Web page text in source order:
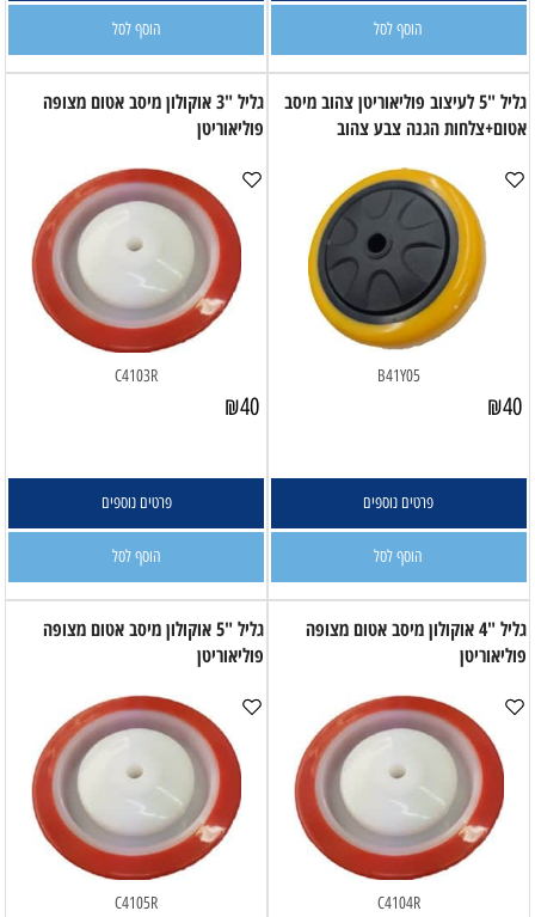
הוסף לסל הוסף לסל
גליל "5 לעיצוב פוליאוריטן צהוב מיסב
אטום+צלחות הגנה צבע צהוב
B41Y05
₪40
פרטים נוספים
הוסף לסל
גליל "3 אוקולון מיסב אטום מצופה
פוליאוריטן
C4103R
₪40
פרטים נוספים
הוסף לסל
גליל "4 אוקולון מיסב אטום מצופה
פוליאוריטן
C4104R
גליל "5 אוקולון מיסב אטום מצופה
פוליאוריטן
C4105R